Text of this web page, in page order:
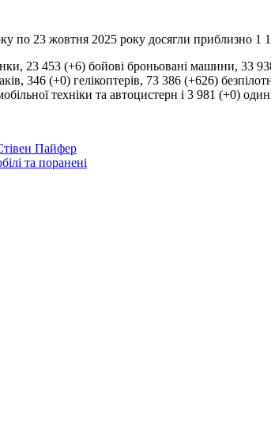
по 23 жовтня 2025 року досягли приблизно 1
346 (+0) гелікоптерів, 73 386 (+626)
техніки та автоцистерн і 3 981 (+0)
Пайфер
та поранені